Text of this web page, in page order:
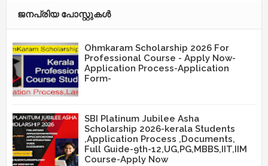
ജനപ്രിയ പോസ്റ്റുകള്‍‌
Ohmkaram Scholarship 2026 For
Professional Course - Apply Now-
Application Process-Application
Form-
SBI Platinum Jubilee Asha
Scholarship 2026-kerala Students
,Application Process ,Documents,
Full Guide-9th-12,UG,PG,MBBS,IIT,IIM
Course-Apply Now